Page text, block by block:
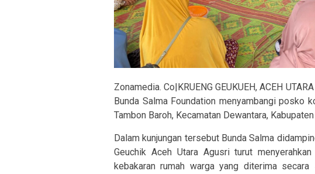
Zonamedia. Co|KRUENG GEUKUEH, ACEH
Bunda Salma Foundation menyambangi posko
Tambon Baroh, Kecamatan Dewantara,
Dalam kunjungan tersebut Bunda Salma
Geuchik Aceh Utara Agusri turut
kebakaran rumah warga yang diterima